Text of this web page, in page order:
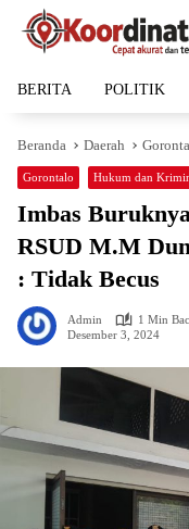
Langsung
BERITA POLITIK
Beranda Daerah
Gorontalo Hukum dan
Imbas
RSUD M.M
: Tidak Becus
Admin
1 Min
Desember 3, 2024